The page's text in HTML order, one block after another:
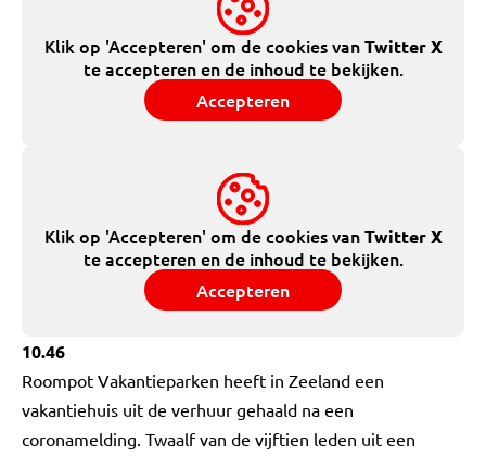
Klik op 'Accepteren' om de cookies vanTwitter X
te accepteren en de inhoud te bekijken.
Accepteren
Klik op 'Accepteren' om de cookies vanTwitter X
te accepteren en de inhoud te bekijken.
Accepteren
10.46
Roompot Vakantieparken heeft in Zeeland een
vakantiehuis uit de verhuur gehaald na een
coronamelding. Twaalf van de vijftien leden uit een